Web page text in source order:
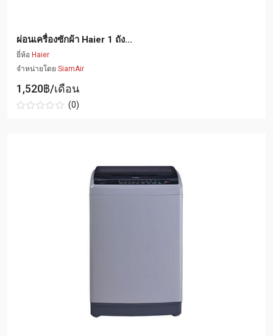
ผ่อนเครื่องซักผ้า Haier 1 ถัง...
ยี่ห้อ Haier
จำหน่ายโดย SiamAir
1,520฿/เดือน
(0)